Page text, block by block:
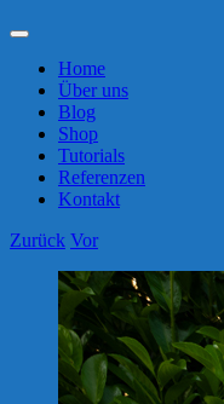
Toggle
NavigationHome
Über uns
Blog
Shop
Tutorials
Referenzen
Kontakt
Zurück Vor
Zeige
grösseres
Bild